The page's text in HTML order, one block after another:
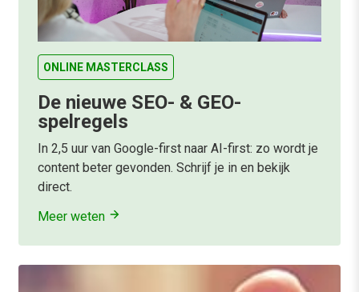
ONLINE MASTERCLASS
De nieuwe SEO- & GEO-
spelregels
In 2,5 uur van Google-first naar AI-first: zo wordt je
content beter gevonden. Schrijf je in en bekijk
direct.
Meer weten